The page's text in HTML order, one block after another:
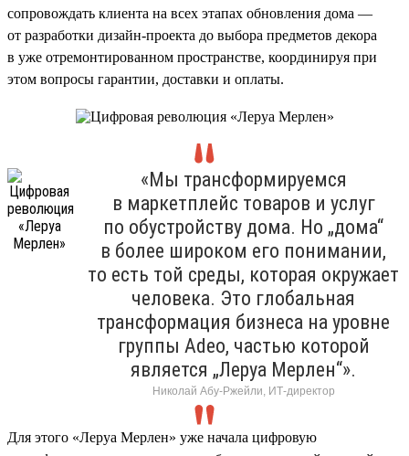
сопровождать клиента на всех этапах обновления дома —
от разработки дизайн-проекта до выбора предметов декора
в уже отремонтированном пространстве, координируя при
этом вопросы гарантии, доставки и оплаты.
«Мы трансформируемся
в маркетплейс товаров и услуг
по обустройству дома. Но „дома“
в более широком его понимании,
то есть той среды, которая окружает
человека. Это глобальная
трансформация бизнеса на уровне
группы Adeo, частью которой
является „Леруа Мерлен“».
Николай Абу-Ржейли, ИТ-директор
Для этого «Леруа Мерлен» уже начала цифровую